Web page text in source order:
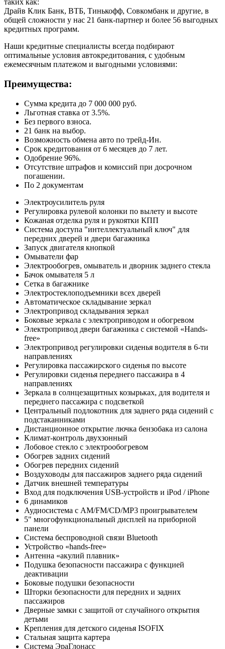
таких как:
Драйв Клик Банк, ВТБ, Тинькофф, Совкомбанк и другие, в
общей сложности у нас 21 банк-партнер и более 56 выгодных
кредитных программ.
Наши кредитные специалисты всегда подбирают
оптимальные условия автокредитования, с удобным
ежемесячным платежом и выгодными условиями:
Преимущества:
Сумма кредита до 7 000 000 руб.
Льготная ставка от 3.5%.
Без первого взноса.
21 банк на выбор.
Возможность обмена авто по трейд-Ин.
Срок кредитования от 6 месяцев до 7 лет.
Одобрение 96%.
Отсутствие штрафов и комиссий при досрочном
погашении.
По 2 документам
Электроусилитель руля
Регулировка рулевой колонки по вылету и высоте
Кожаная отделка руля и рукоятки КПП
Система доступа "интеллектуальный ключ" для
передних дверей и двери багажника
Запуск двигателя кнопкой
Омыватели фар
Электрообогрев, омыватель и дворник заднего стекла
Бачок омывателя 5 л
Сетка в багажнике
Электростеклоподъемники всех дверей
Автоматическое складывание зеркал
Электропривод складывания зеркал
Боковые зеркала с электроприводом и обогревом
Электропривод двери багажника с системой «Hands-
free»
Электропривод регулировки сиденья водителя в 6-ти
направлениях
Регулировка пассажирского сиденья по высоте
Регулировки сиденья переднего пассажира в 4
направлениях
Зеркала в солнцезащитных козырьках, для водителя и
переднего пассажира с подсветкой
Центральный подлокотник для заднего ряда сидений с
подстаканниками
Дистанционное открытие лючка бензобака из салона
Климат-контроль двухзонный
Лобовое стекло с электрообогревом
Обогрев задних сидений
Обогрев передних сидений
Воздуховоды для пассажиров заднего ряда сидений
Датчик внешней температуры
Вход для подключения USB-устройств и iPod / iPhone
6 динамиков
Аудиосистема с AM/FM/CD/MP3 проигрывателем
5" многофункциональный дисплей на приборной
панели
Система беспроводной связи Bluetooth
Устройство «hands-free»
Антенна «акулий плавник»
Подушка безопасности пассажира с функцией
деактивации
Боковые подушки безопасности
Шторки безопасности для передних и задних
пассажиров
Дверные замки с защитой от случайного открытия
детьми
Крепления для детского сиденья ISOFIX
Стальная защита картера
Система ЭраГлонасс